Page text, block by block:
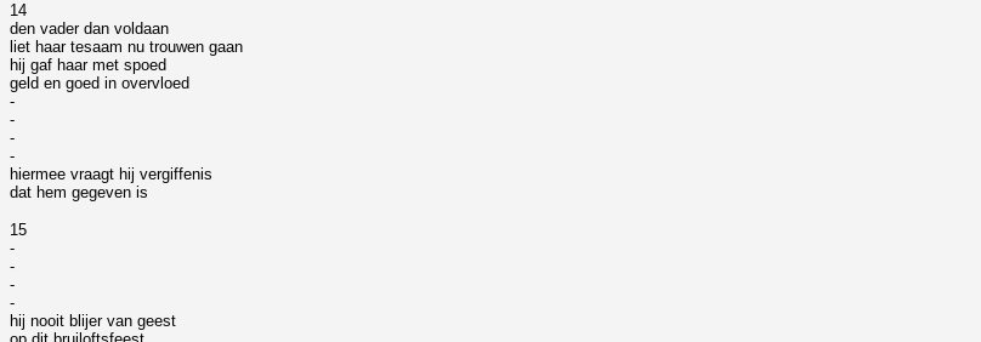
14
den vader dan voldaan
liet haar tesaam nu trouwen gaan
hij gaf haar met spoed
geld en goed in overvloed
-
-
-
-
hiermee vraagt hij vergiffenis
dat hem gegeven is
15
-
-
-
-
hij nooit blijer van geest